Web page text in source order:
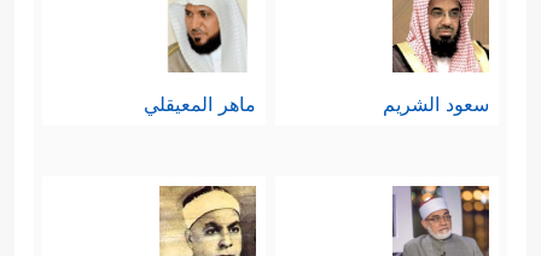
سعود الشريم ماهر المعيقلي